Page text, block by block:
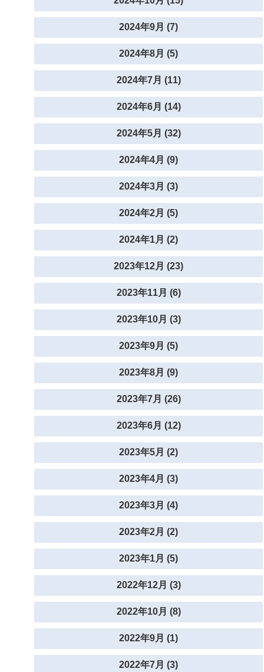
2024年9月 (7)
2024年8月 (5)
2024年7月 (11)
2024年6月 (14)
2024年5月 (32)
2024年4月 (9)
2024年3月 (3)
2024年2月 (5)
2024年1月 (2)
2023年12月 (23)
2023年11月 (6)
2023年10月 (3)
2023年9月 (5)
2023年8月 (9)
2023年7月 (26)
2023年6月 (12)
2023年5月 (2)
2023年4月 (3)
2023年3月 (4)
2023年2月 (2)
2023年1月 (5)
2022年12月 (3)
2022年10月 (8)
2022年9月 (1)
2022年7月 (3)